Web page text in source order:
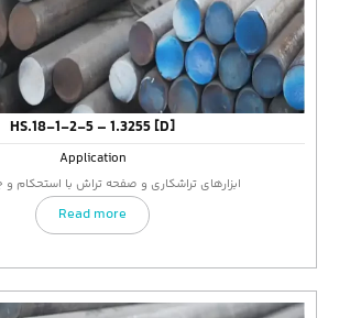
HS.18-1-2-5 – 1.3255 [D]
Application
ابزارهای تراشکاری و صفحه تراش با استحکام و
Read more